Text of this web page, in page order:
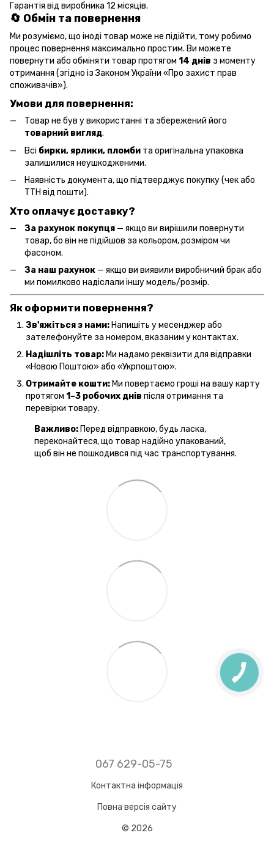
Гарантія від виробника 12 місяців.
🔄 Обмін та повернення
Ми розуміємо, що іноді товар може не підійти, тому робимо
процес повернення максимально простим. Ви можете
повернути або обміняти товар протягом 14 днів з моменту
отримання (згідно із Законом України «Про захист прав
споживачів»).
Умови для повернення:
Товар не був у використанні та збережений його
товарний вигляд.
Всі бирки, ярлики, пломби та оригінальна упаковка
залишилися неушкодженими.
Наявність документа, що підтверджує покупку (чек або
ТТН від пошти).
Хто оплачує доставку?
За рахунок покупця — якщо ви вирішили повернути
товар, бо він не підійшов за кольором, розміром чи
фасоном.
За наш рахунок — якщо ви виявили виробничий брак або
ми помилково надіслали іншу модель/розмір.
Як оформити повернення?
Зв'яжіться з нами: Напишіть у месенджер або
зателефонуйте за номером, вказаним у контактах.
Надішліть товар: Ми надамо реквізити для відправки
«Новою Поштою» або «Укрпоштою».
Отримайте кошти: Ми повертаємо гроші на вашу карту
протягом 1–3 робочих днів після отримання та
перевірки товару.
Важливо: Перед відправкою, будь ласка,
переконайтеся, що товар надійно упакований,
щоб він не пошкодився під час транспортування.
067 629-05-75
Контактна інформація
Повна версія сайту
© 2026